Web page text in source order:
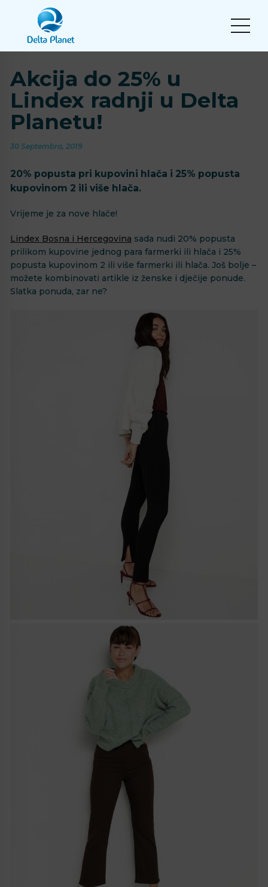
Akcija do 25% u
Lindex radnji u Delta
Planetu!
30 Septembra, 2019
20% popusta pri kupovini hlača i 25% popusta
kupovinom 2 ili više hlača.
Vrijeme je za nove hlače!
Lindex Bosna i Hercegovina sada nudi 20% popusta
prilikom kupovine jednog para farmerki ili hlača i 25%
popusta kupovinom 2 ili više farmerki ili hlača. Još bolje –
možete kombinovati artikle iz ženske i dječije ponude.
Slatka ponuda, zar ne?